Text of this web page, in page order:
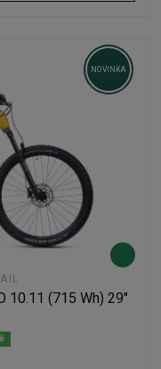
NOVINKA
10.11 (715 Wh) 29"